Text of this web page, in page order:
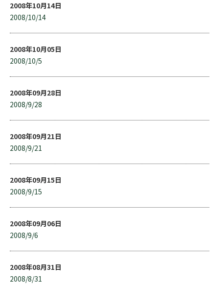
2008年10月14日
2008/10/14
2008年10月05日
2008/10/5
2008年09月28日
2008/9/28
2008年09月21日
2008/9/21
2008年09月15日
2008/9/15
2008年09月06日
2008/9/6
2008年08月31日
2008/8/31